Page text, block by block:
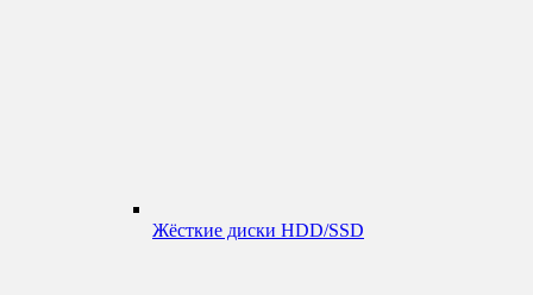
Жёсткие диски HDD/SSD